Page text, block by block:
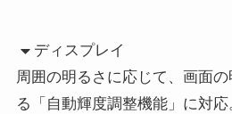
ディスプレイ
周囲の明るさに応じて、画面
る「自動輝度調整機能」に対